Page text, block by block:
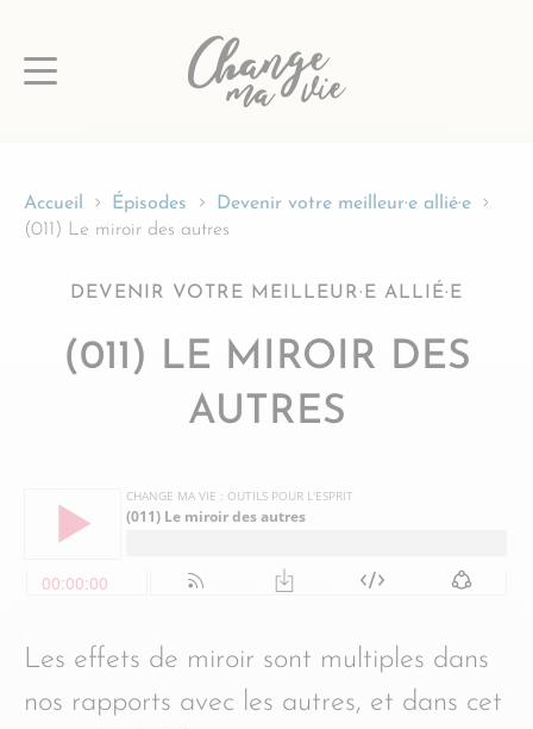
au
Accueil Épisodes
Devenir votre meilleur·e allié·e
(011) Le miroir des autres
DEVENIR VOTRE MEILLEUR·E ALLIÉ·E
(011) LE MIROIR DES
AUTRES
Les effets de miroir sont multiples dans
nos rapports avec les autres, et dans cet